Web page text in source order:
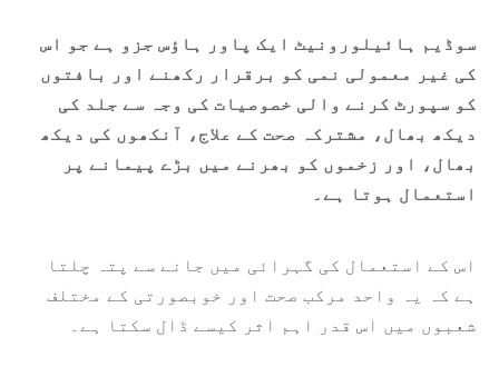
سوڈیم ہائیلورونیٹ ایک پاور ہاؤس جزو ہے جو اس
کی غیر معمولی نمی کو برقرار رکھنے اور بافتوں
کو سپورٹ کرنے والی خصوصیات کی وجہ سے جلد کی
دیکھ بھال، مشترکہ صحت کے علاج، آنکھوں کی دیکھ
بھال، اور زخموں کو بھرنے میں بڑے پیمانے پر
استعمال ہوتا ہے۔
اس کے استعمال کی گہرائی میں جانے سے پتہ چلتا
ہے کہ یہ واحد مرکب صحت اور خوبصورتی کے مختلف
شعبوں میں اس قدر اہم اثر کیسے ڈال سکتا ہے۔